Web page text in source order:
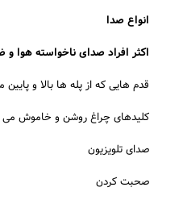
انواع صدا
اکثر افراد صدای ناخواسته هوا
قدم هایی که از پله ها بالا و پایین
کلیدهای چراغ روشن و خاموش
صدای تلویزیون
صحبت کردن